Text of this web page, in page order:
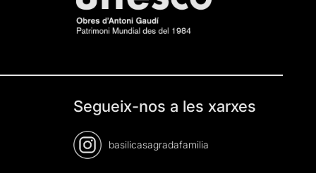
Segueix-nos a les xarxes
basilicasagradafamilia